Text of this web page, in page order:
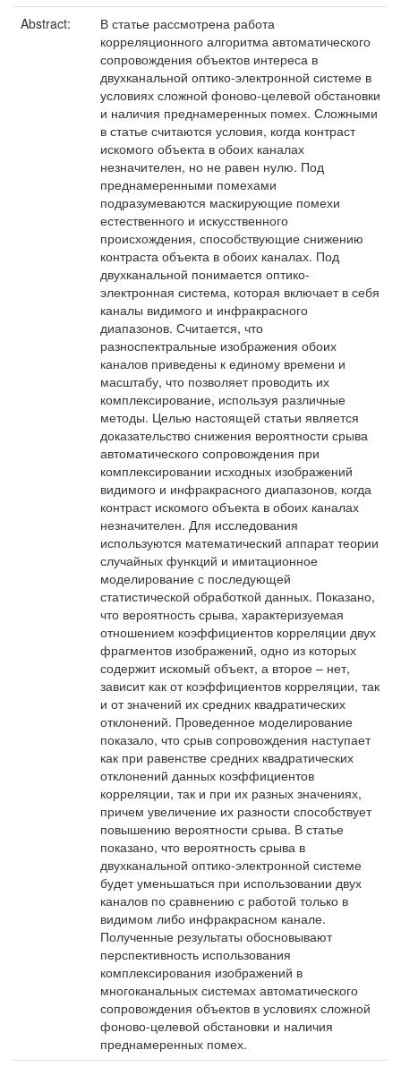
Abstract:
В статье рассмотрена работа
корреляционного алгоритма автоматического
сопровождения объектов интереса в
двухканальной оптико-электронной системе в
условиях сложной фоново-целевой обстановки
и наличия преднамеренных помех. Сложными
в статье считаются условия, когда контраст
искомого объекта в обоих каналах
незначителен, но не равен нулю. Под
преднамеренными помехами
подразумеваются маскирующие помехи
естественного и искусственного
происхождения, способствующие снижению
контраста объекта в обоих каналах. Под
двухканальной понимается оптико-
электронная система, которая включает в себя
каналы видимого и инфракрасного
диапазонов. Считается, что
разноспектральные изображения обоих
каналов приведены к единому времени и
масштабу, что позволяет проводить их
комплексирование, используя различные
методы. Целью настоящей статьи является
доказательство снижения вероятности срыва
автоматического сопровождения при
комплексировании исходных изображений
видимого и инфракрасного диапазонов, когда
контраст искомого объекта в обоих каналах
незначителен. Для исследования
используются математический аппарат теории
случайных функций и имитационное
моделирование с последующей
статистической обработкой данных. Показано,
что вероятность срыва, характеризуемая
отношением коэффициентов корреляции двух
фрагментов изображений, одно из которых
содержит искомый объект, а второе – нет,
зависит как от коэффициентов корреляции, так
и от значений их средних квадратических
отклонений. Проведенное моделирование
показало, что срыв сопровождения наступает
как при равенстве средних квадратических
отклонений данных коэффициентов
корреляции, так и при их разных значениях,
причем увеличение их разности способствует
повышению вероятности срыва. В статье
показано, что вероятность срыва в
двухканальной оптико-электронной системе
будет уменьшаться при использовании двух
каналов по сравнению с работой только в
видимом либо инфракрасном канале.
Полученные результаты обосновывают
перспективность использования
комплексирования изображений в
многоканальных системах автоматического
сопровождения объектов в условиях сложной
фоново-целевой обстановки и наличия
преднамеренных помех.